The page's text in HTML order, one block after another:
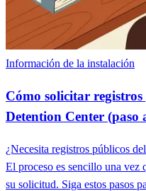
Información de la instalación
Cómo solicitar
Detention Center (paso
¿Necesita registros públicos
El proceso es sencillo una vez
su solicitud. Siga estos pasos